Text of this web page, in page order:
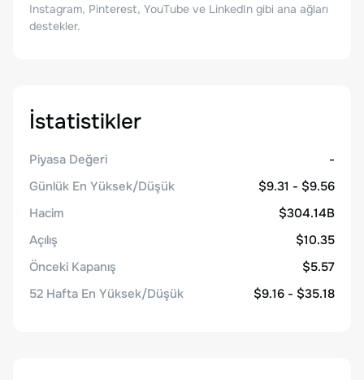
Instagram, Pinterest, YouTube ve LinkedIn gibi ana ağları
destekler.
İstatistikler
Piyasa Değeri
-
Günlük En Yüksek/Düşük
$9.31 - $9.56
Hacim
$304.14B
Açılış
$10.35
Önceki Kapanış
$5.57
52 Hafta En Yüksek/Düşük
$9.16 - $35.18